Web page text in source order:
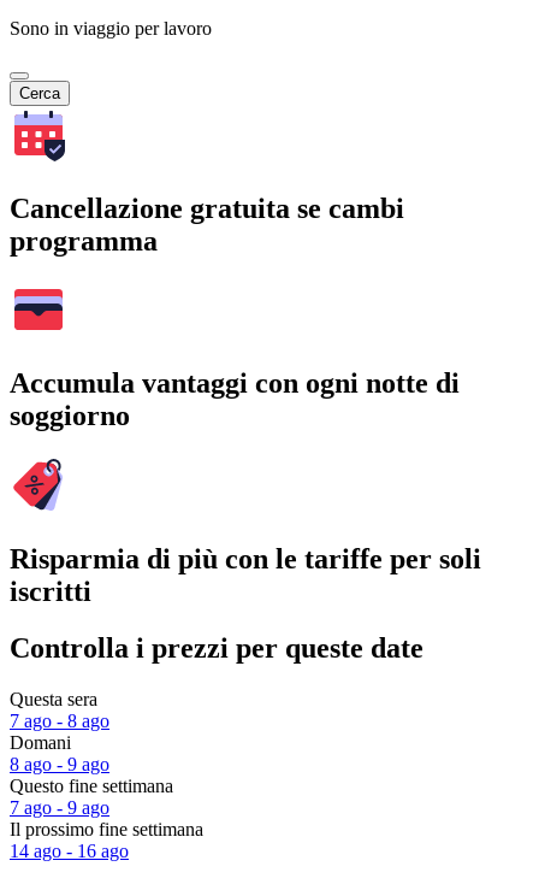
Sono in viaggio per lavoro
Cerca
Cancellazione gratuita se cambi
programma
Accumula vantaggi con ogni notte di
soggiorno
Risparmia di più con le tariffe per soli
iscritti
Controlla i prezzi per queste date
Questa sera
7 ago - 8 ago
Domani
8 ago - 9 ago
Questo fine settimana
7 ago - 9 ago
Il prossimo fine settimana
14 ago - 16 ago